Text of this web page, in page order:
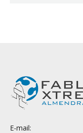
E-mail: